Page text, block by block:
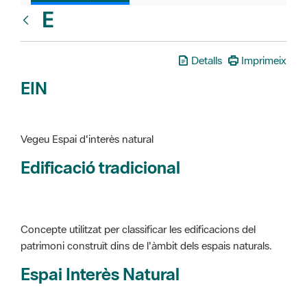
E
Detalls Imprimeix
EIN
Vegeu Espai d'interès natural
Edificació tradicional
Concepte utilitzat per classificar les edificacions del
patrimoni construït dins de l'àmbit dels espais naturals.
Espai Interès Natural